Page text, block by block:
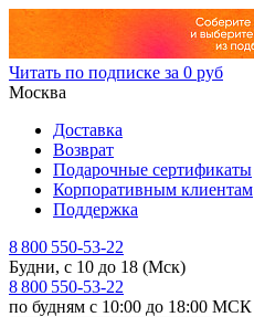
Читать по подписке за 0 руб
Москва
Доставка
Возврат
Подарочные сертификаты
Корпоративным клиентам
Поддержка
8 800 550-53-22
Будни, с 10 до 18 (Мск)
8 800 550-53-22
по будням с 10:00 до 18:00 МСК